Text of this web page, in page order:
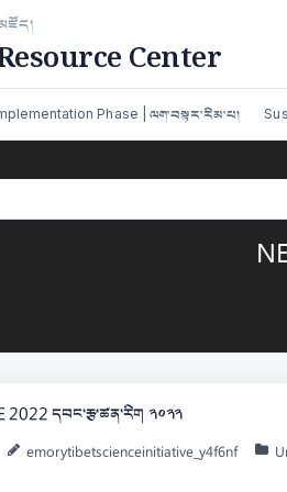
Center
Phase | ལག་བསྟར་རིམ་པ།
2022 དབང་རྩ་ཚན་རིག ༢༠༢༢
emorytibetscienceinitiative_y4f6nf